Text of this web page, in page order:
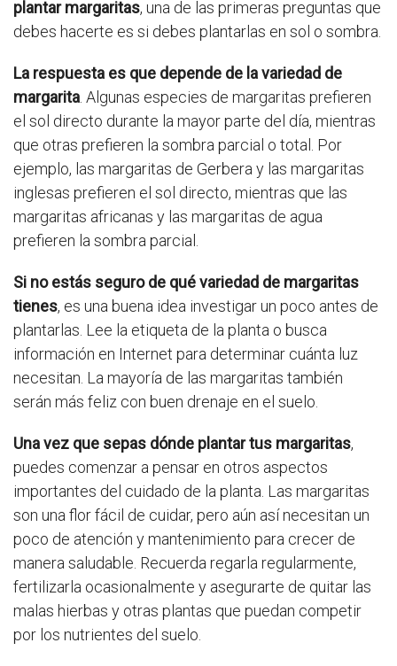
plantar margaritas, una de las primeras preguntas que
debes hacerte es si debes plantarlas en sol o sombra.
La respuesta es que depende de la variedad de
margarita . Algunas especies de margaritas prefieren
el sol directo durante la mayor parte del día, mientras
que otras prefieren la sombra parcial o total. Por
ejemplo, las margaritas de Gerbera y las margaritas
inglesas prefieren el sol directo, mientras que las
margaritas africanas y las margaritas de agua
prefieren la sombra parcial.
Si no estás seguro de qué variedad de margaritas
tienes, es una buena idea investigar un poco antes de
plantarlas. Lee la etiqueta de la planta o busca
información en Internet para determinar cuánta luz
necesitan. La mayoría de las margaritas también
serán más feliz con buen drenaje en el suelo.
Una vez que sepas dónde plantar tus margaritas,
puedes comenzar a pensar en otros aspectos
importantes del cuidado de la planta. Las margaritas
son una flor fácil de cuidar, pero aún así necesitan un
poco de atención y mantenimiento para crecer de
manera saludable. Recuerda regarla regularmente,
fertilizarla ocasionalmente y asegurarte de quitar las
malas hierbas y otras plantas que puedan competir
por los nutrientes del suelo.